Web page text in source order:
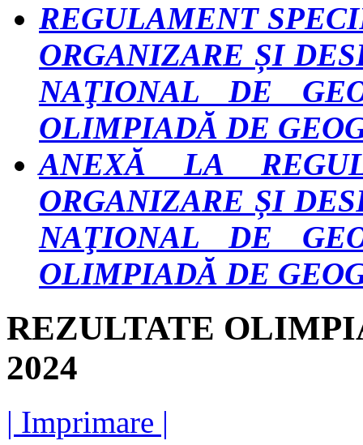
REGULAMENT
ORGANIZARE ȘI
NAŢIONAL DE
OLIMPIADĂ DE
ANEXĂ LA
ORGANIZARE ȘI
NAŢIONAL DE
OLIMPIADĂ DE
REZULTATE
2024
| Imprimare |